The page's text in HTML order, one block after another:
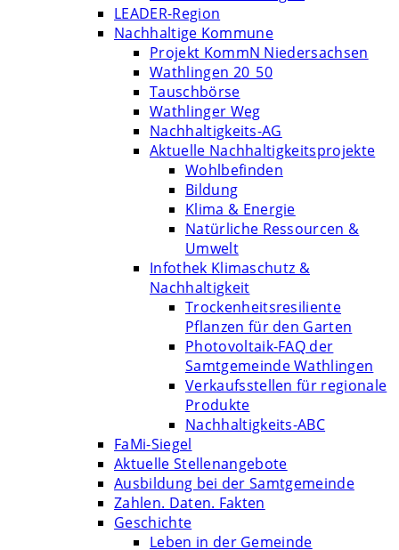
LEADER-Region
Nachhaltige Kommune
Projekt KommN Niedersachsen
Wathlingen 20_50
Tauschbörse
Wathlinger Weg
Nachhaltigkeits-AG
Aktuelle Nachhaltigkeitsprojekte
Wohlbefinden
Bildung
Klima & Energie
Natürliche Ressourcen &
Umwelt
Infothek Klimaschutz &
Nachhaltigkeit
Trockenheitsresiliente
Pflanzen für den Garten
Photovoltaik-FAQ der
Samtgemeinde Wathlingen
Verkaufsstellen für regionale
Produkte
Nachhaltigkeits-ABC
FaMi-Siegel
Aktuelle Stellenangebote
Ausbildung bei der Samtgemeinde
Zahlen. Daten. Fakten
Geschichte
Leben in der Gemeinde